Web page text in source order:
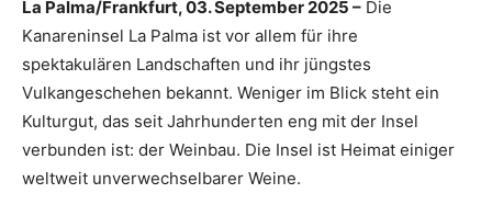
La Palma/Frankfurt, 03. September 2025 – Die
Kanareninsel La Palma ist vor allem für ihre
spektakulären Landschaften und ihr jüngstes
Vulkangeschehen bekannt. Weniger im Blick steht ein
Kulturgut, das seit Jahrhunderten eng mit der Insel
verbunden ist: der Weinbau. Die Insel ist Heimat einiger
weltweit unverwechselbarer Weine.